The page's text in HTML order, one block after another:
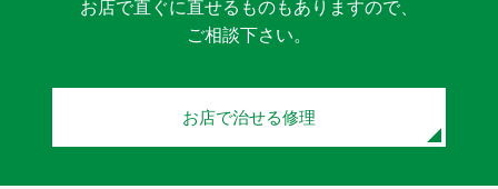
お店で直ぐに直せるものもありますので、
ご相談下さい。
お店で治せる修理